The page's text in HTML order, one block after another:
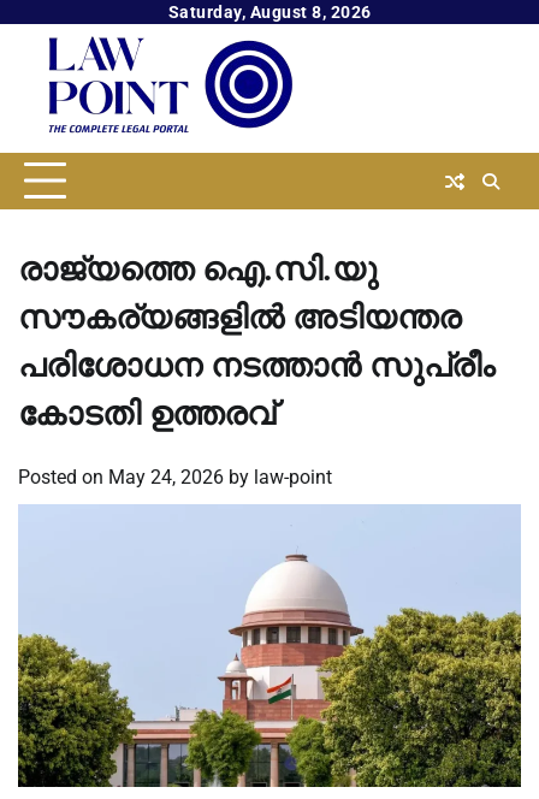
content
Saturday, August 8, 2026
രാജ്യത്തെ ഐ.സി.യു
സൗകര്യങ്ങളിൽ അടിയന്തര
പരിശോധന നടത്താൻ സുപ്രീം
കോടതി ഉത്തരവ്
Posted on May 24, 2026 by law-point